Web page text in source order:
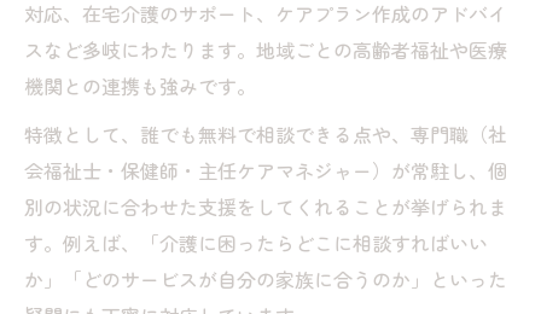
対応、在宅介護のサポート、ケアプラン作成のアドバイ
スなど多岐にわたります。地域ごとの高齢者福祉や医療
機関との連携も強みです。
特徴として、誰でも無料で相談できる点や、専門職（社
会福祉士・保健師・主任ケアマネジャー）が常駐し、個
別の状況に合わせた支援をしてくれることが挙げられま
す。例えば、「介護に困ったらどこに相談すればいい
か」「どのサービスが自分の家族に合うのか」といった